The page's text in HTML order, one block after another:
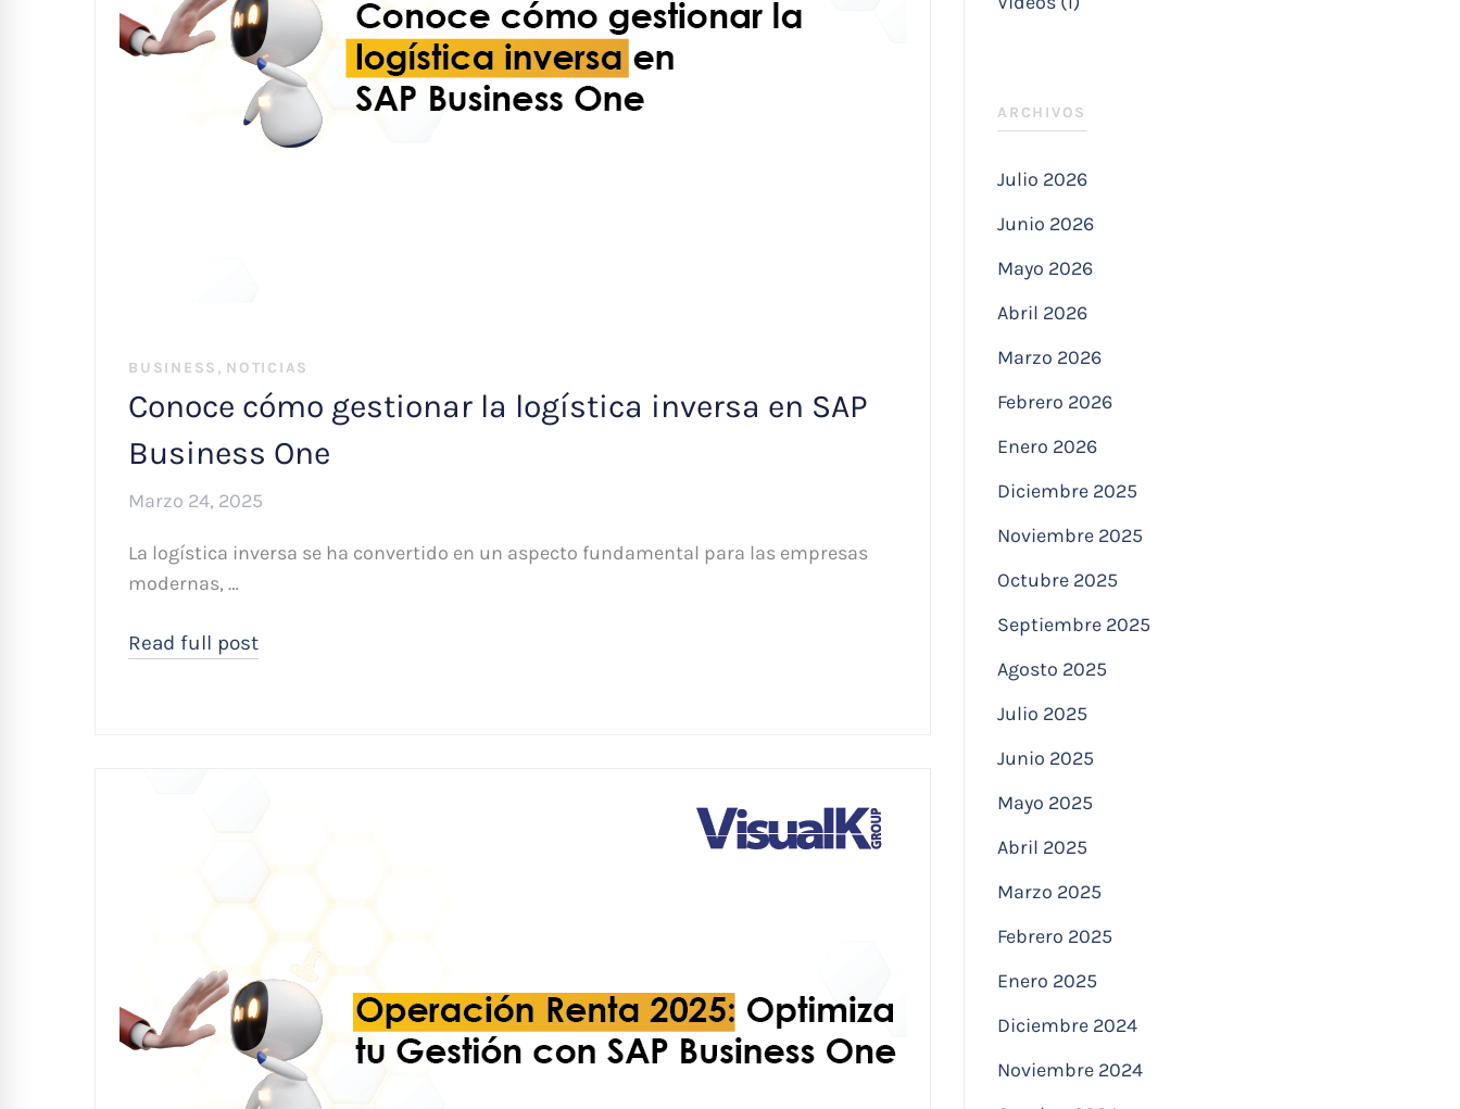
BUSINESS , NOTICIAS
Conoce cómo gestionar la logística inversa en SAP
Business One
Marzo 24, 2025
La logística inversa se ha convertido en un aspecto fundamental para las empresas
modernas, …
Read full post
ARCHIVOS
Julio 2026
Junio 2026
Mayo 2026
Abril 2026
Marzo 2026
Febrero 2026
Enero 2026
Diciembre 2025
Noviembre 2025
Octubre 2025
Septiembre 2025
Agosto 2025
Julio 2025
Junio 2025
Mayo 2025
Abril 2025
Marzo 2025
Febrero 2025
Enero 2025
Diciembre 2024
Noviembre 2024